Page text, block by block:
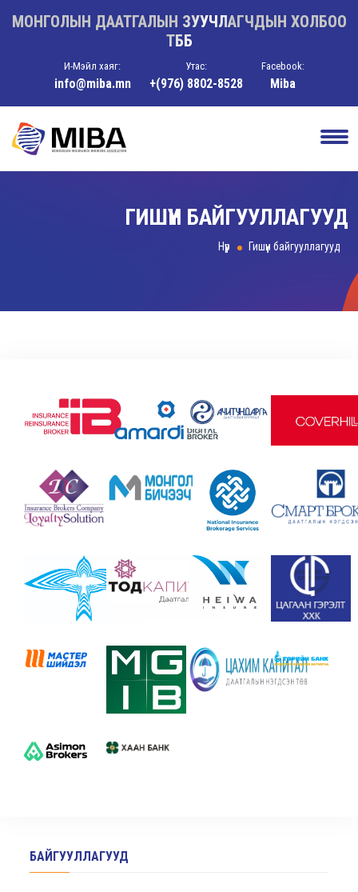
МОНГОЛЫН ДААТГАЛЫН ЗУУЧЛАГЧДЫН ХОЛБОО
ТББ
И-Мэйл хаяг:
info@miba.mn
Утас:
+(976) 8802-8528
Facebook:
Miba
ГИШҮҮН БАЙГУУЛЛАГУУД
Нүүр Гишүүн байгууллагууд
БАЙГУУЛЛАГУУД